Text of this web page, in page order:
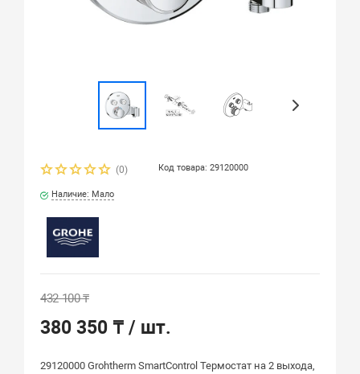
(0) Код товара: 29120000
Наличие: Мало
432 100 ₸
380 350 ₸/ шт.
29120000 Grohtherm SmartControl Термостат на 2 выхода,